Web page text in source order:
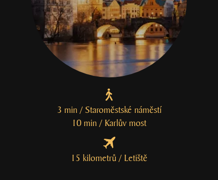
3 min / Staroměstské náměstí
10 min / Karlův most
15 kilometrů / Letiště